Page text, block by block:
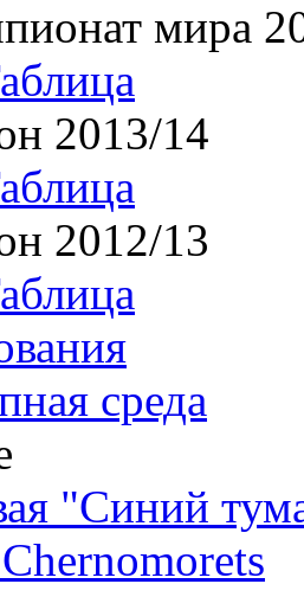
мира
2013/14
2012/13
среда
"Синий